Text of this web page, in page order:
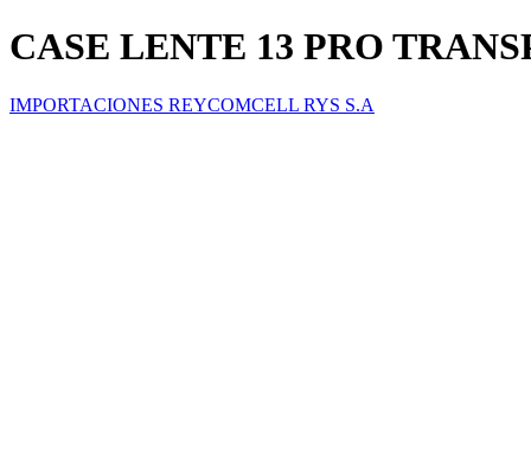
CASE LENTE 13 PRO
IMPORTACIONES REYCOMCELL RYS S.A